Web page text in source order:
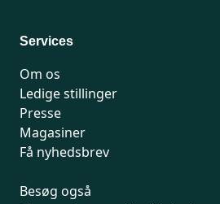
Services
Om os
Ledige stillinger
Presse
Magasiner
Få nyhedsbrev
Besøg også